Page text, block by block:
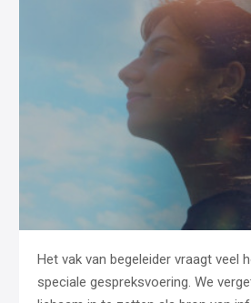
Het vak van begeleider vraagt veel
speciale gespreksvoering. We